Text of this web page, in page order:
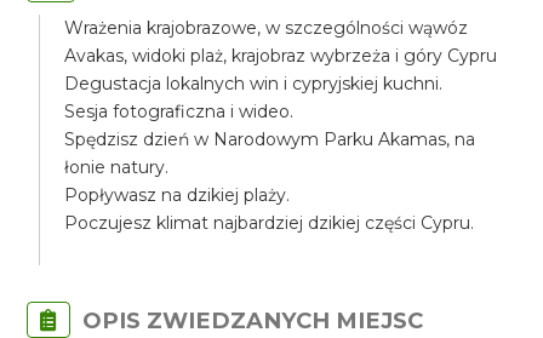
Wrażenia krajobrazowe, w szczególności wąwóz
Avakas, widoki plaż, krajobraz wybrzeża i góry Cypru
Degustacja lokalnych win i cypryjskiej kuchni.
Sesja fotograficzna i wideo.
Spędzisz dzień w Narodowym Parku Akamas, na
łonie natury.
Popływasz na dzikiej plaży.
Poczujesz klimat najbardziej dzikiej części Cypru.
OPIS ZWIEDZANYCH MIEJSC